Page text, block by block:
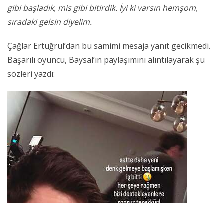
gibi başladık, mis gibi bitirdik. İyi ki varsın hemşom,
sıradaki gelsin diyelim.
Çağlar Ertuğrul’dan bu samimi mesaja yanıt gecikmedi.
Başarılı oyuncu, Baysal’ın paylaşımını alıntılayarak şu
sözleri yazdı: